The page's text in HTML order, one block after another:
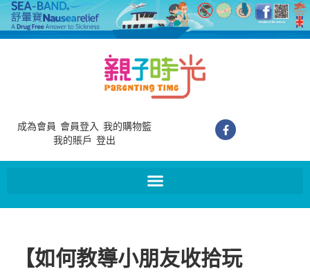
成為會員 會員登入 我的購物籃
我的賬戶 登出
【如何教導小朋友收拾玩